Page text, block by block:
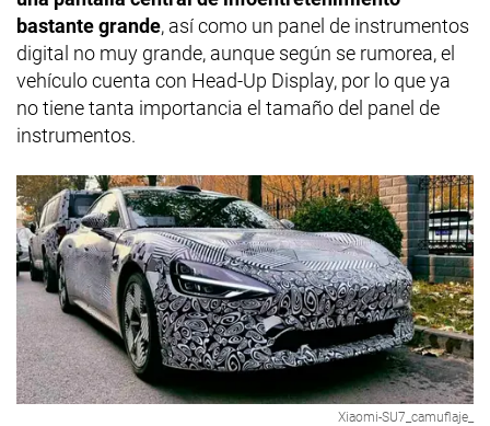
bastante grande, así como un panel de instrumentos
digital no muy grande, aunque según se rumorea, el
vehículo cuenta con Head-Up Display, por lo que ya
no tiene tanta importancia el tamaño del panel de
instrumentos.
Xiaomi-SU7_camuflaje_